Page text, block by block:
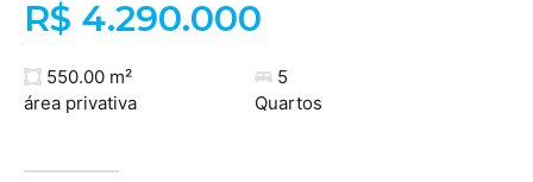
R$ 4.290.000
550.00 m²
área privativa
5
Quartos